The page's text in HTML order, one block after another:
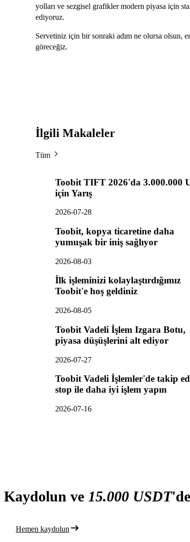
yolları ve sezgisel grafikler modern piyasa için
ediyoruz.
Servetiniz için bir sonraki adım ne olursa
göreceğiz.
İlgili Makaleler
Tüm
Toobit TIFT 2026'da 3.000.000
için Yarış
2026-07-28
Toobit, kopya ticaretine daha
yumuşak bir iniş sağlıyor
2026-08-03
İlk işleminizi kolaylaştırdığımız
Toobit'e hoş geldiniz
2026-08-05
Toobit Vadeli İşlem Izgara Botu,
piyasa düşüşlerini alt ediyor
2026-07-27
Toobit Vadeli İşlemler'de takip
stop ile daha iyi işlem yapın
2026-07-16
Kaydolun ve 15.000 USDT
Hemen kaydolun